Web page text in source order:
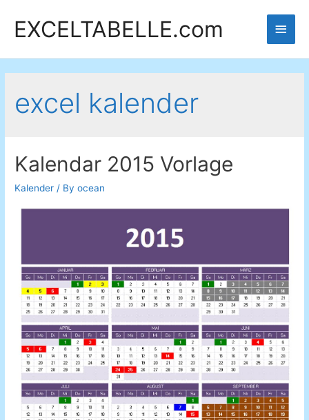
EXCELTABELLE.com
Main
excel kalender
Kalendar 2015 Vorlage
Kalender / Byocean